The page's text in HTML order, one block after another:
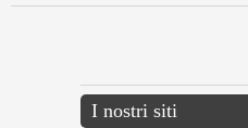
I nostri siti